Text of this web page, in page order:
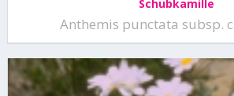
Schubkamille
Anthemis punctata subsp.